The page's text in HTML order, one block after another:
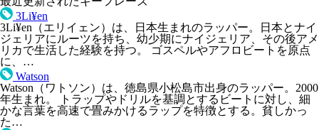
3Li¥en
3Li¥en（エリイェン）は、日本生まれのラッパー。日本とナイ
ジェリアにルーツを持ち、幼少期にナイジェリア、その後アメ
リカで生活した経験を持つ。 ゴスペルやアフロビートを原点
に、…
Watson
Watson（ワトソン）は、徳島県小松島市出身のラッパー。2000
年生まれ。 トラップやドリルを基調とするビートに対し、細
かな言葉を高速で畳みかけるラップを特徴とする。貧しかっ
た…